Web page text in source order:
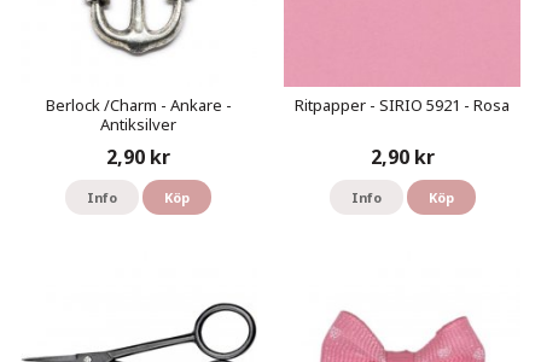
Berlock /Charm - Ankare -
Antiksilver
2,90 kr
Info Köp
Ritpapper - SIRIO 5921 - Rosa
2,90 kr
Info Köp